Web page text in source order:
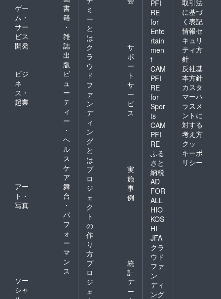
ゲー
ム・
サー
ビス
開発
書
籍
・
雑
誌
出
版
ビジ
ネ
ス・
起業
ビ
ュ
ー
テ
ィ
ー
・
ヘ
ル
ス
ケ
ア
アー
ト・
写真
舞
台
・
パ
フ
ォ
ー
マ
ン
ス
ソー
シャ
ミ
ー
と
は
ク
ラ
ウ
ド
フ
ァ
ン
デ
ィ
ン
グ
と
は
サ
ポ
ー
ト
サ
ー
ビ
ス
プ
ロ
ジ
ェ
ク
ト
の
作
り
方
実
施
事
例
プ
ロ
ジ
ェ
統
計
デ
ー
PFI
RE
for
Ente
rtain
men
t
CAM
PFI
RE
for
Spor
ts
CAM
PFI
RE
ふる
さと
納税
AD
FOR
ALL
HIO
KOS
HI
JFA
クラ
ウド
ファ
ン
ディ
ング
取引法
に基づ
く表記
情報セ
キュリ
ティ方
針
反社基
本方針
カスタ
マーハ
ラスメ
ントに
対する
考え方
クッ
キーポ
リシー